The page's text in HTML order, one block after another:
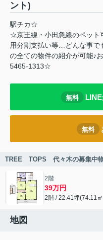
ント)
駅チカ☆
☆京王線・小田急線のペット
用分割支払い等…どんな事で
の全ての物件の紹介が可能♪
5465-1313☆
無料
無料
TREE TOPS 代々木の募集中
2階
39万円
2階 / 22.41坪(74.11
地図